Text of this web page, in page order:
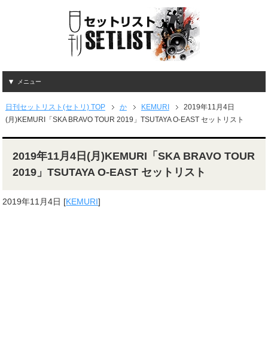
メニュー
日刊セットリスト(セトリ) TOP か KEMURI
2019年11月4日
(月)KEMURI「SKA BRAVO TOUR 2019」TSUTAYA O-EAST セットリスト
2019年11月4日(月)KEMURI「SKA BRAVO TOUR
2019」TSUTAYA O-EAST セットリスト
2019年11月4日 [KEMURI]